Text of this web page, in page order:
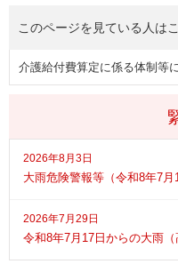
2026年8月3日
大雨危険警報等（令和8年7月
2026年7月29日
令和8年7月17日からの大雨（
このページを見ている人は
介護給付費算定に係る体制等